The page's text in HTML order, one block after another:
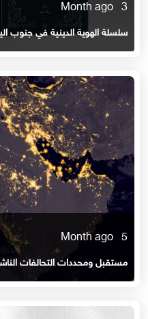
3 Month ago
سلسلة الهوية الدينية في جنوب
5 Month ago
مستقبل ومحددات التحالفات